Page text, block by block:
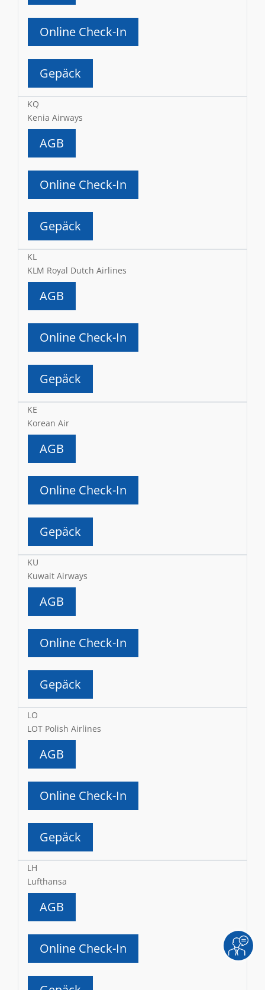
Online Check-In
Gepäck
KQ
Kenia Airways
AGB
Online Check-In
Gepäck
KL
KLM Royal Dutch Airlines
AGB
Online Check-In
Gepäck
KE
Korean Air
AGB
Online Check-In
Gepäck
KU
Kuwait Airways
AGB
Online Check-In
Gepäck
LO
LOT Polish Airlines
AGB
Online Check-In
Gepäck
LH
Lufthansa
AGB
Online Check-In